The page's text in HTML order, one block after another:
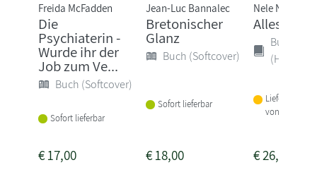
Freida McFadden
Die
Psychiaterin -
Wurde ihr der
Job zum Ve...
Buch (Softcover)
Sofort lieferbar
€17,00
Jean-Luc Bannalec
Bretonischer
Glanz
Buch (Softcover)
Sofort lieferbar
€18,00
Nele Neuhaus
Alles wird
Buch
Lieferbar
von 3
€26,00